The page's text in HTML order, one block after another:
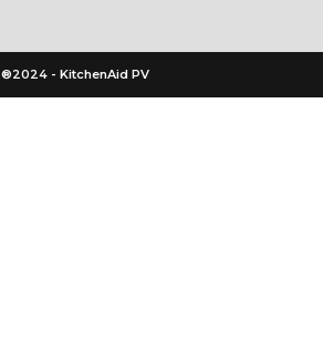
®2024 - KitchenAid PV